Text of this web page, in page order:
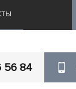
56 84